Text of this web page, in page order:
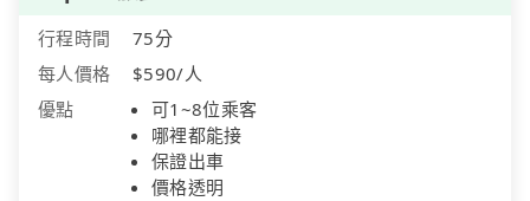
行程時間
75分
每人價格
$590/人
優點
可1~8位乘客
哪裡都能接
保證出車
價格透明